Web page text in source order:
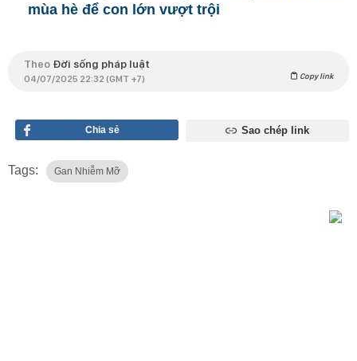
mùa hè để con lớn vượt trội
Theo Đời sống pháp luật
04/07/2025 22:32 (GMT +7) Copy link
Chia sẻ Sao chép link
Tags: Gan Nhiễm Mỡ